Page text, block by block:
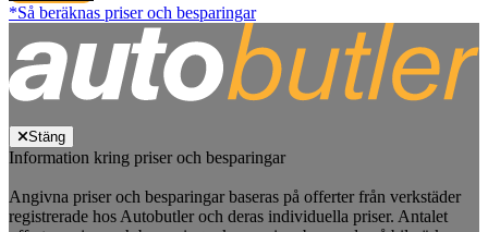
*Så beräknas priser och besparingar
Stäng
Information kring priser och besparingar
Angivna priser och besparingar baseras på offerter från verkstäder
registrerade hos Autobutler och deras individuella priser. Antalet